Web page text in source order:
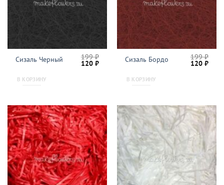
Сизаль Черный 199₽
Первоначальная
120 ₽Текущая
В КОРЗИНУ
Сизаль Бордо 199₽
120 ₽
В КОРЗИНУ